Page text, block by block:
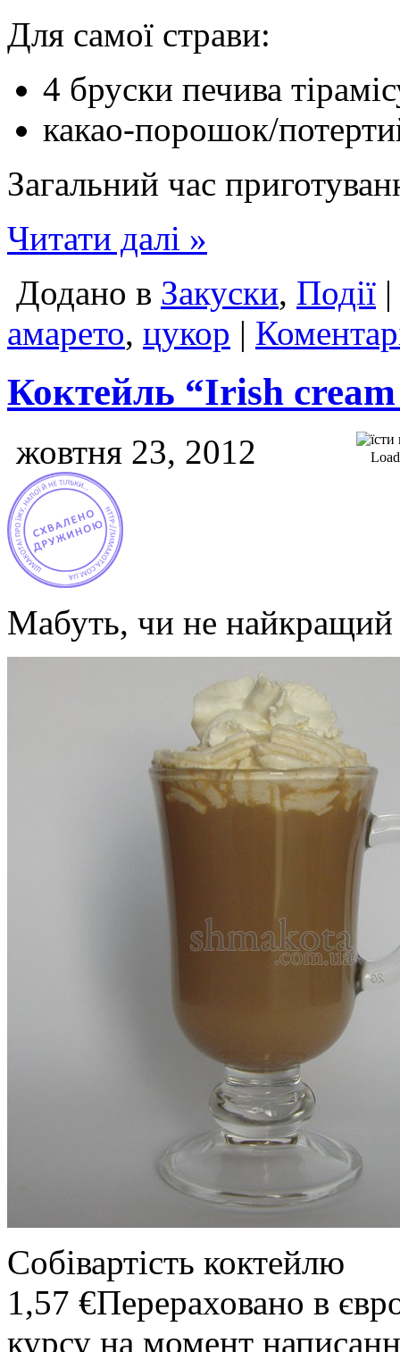
Для самої страви:
4 бруски печива
какао-порошок/
Загальний час
Читати далі »
Додано в Закуски, Події
амарето, цукор |
Коктейль “Irish cream
жовтня 23, 2012
Мабуть, чи не
Собівартість коктейлю
1,57 €Перераховано в
курсу на момент